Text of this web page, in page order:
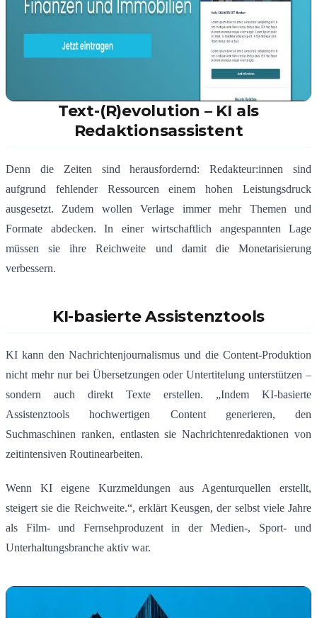
Text-(R)evolution – KI als
Redaktionsassistent
Denn die Zeiten sind herausfordernd: Redakteur:innen sind
aufgrund fehlender Ressourcen einem hohen Leistungsdruck
ausgesetzt. Zudem wollen Verlage immer mehr Themen und
Formate abdecken. In einer wirtschaftlich angespannten Lage
müssen sie ihre Reichweite und damit die Monetarisierung
verbessern.
KI-basierte Assistenztools
KI kann den Nachrichtenjournalismus und die Content-Produktion
nicht mehr nur bei Übersetzungen oder Untertitelung unterstützen –
sondern auch direkt Texte erstellen. „Indem KI-basierte
Assistenztools hochwertigen Content generieren, den
Suchmaschinen ranken, entlasten sie Nachrichtenredaktionen von
zeitintensiven Routinearbeiten.
Wenn KI eigene Kurzmeldungen aus Agenturquellen erstellt,
steigert sie die Reichweite.“, erklärt Keusgen, der selbst viele Jahre
als Film- und Fernsehproduzent in der Medien-, Sport- und
Unterhaltungsbranche aktiv war.